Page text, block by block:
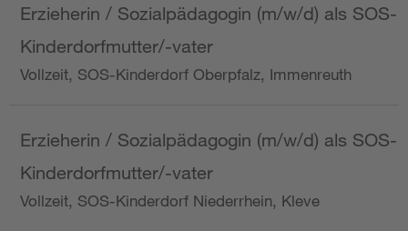
Erzieherin / Sozialpädagogin (m/w/d) als SOS-
Kinderdorfmutter/-vater
Vollzeit, SOS-Kinderdorf Oberpfalz, Immenreuth
Erzieherin / Sozialpädagogin (m/w/d) als SOS-
Kinderdorfmutter/-vater
Vollzeit, SOS-Kinderdorf Niederrhein, Kleve